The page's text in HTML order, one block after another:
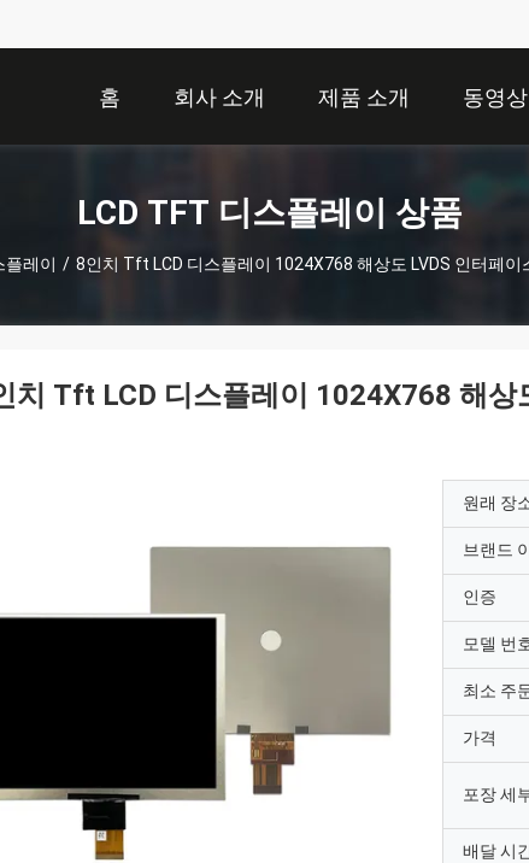
홈 회사 소개 제품 소개 동영상
LCD TFT 디스플레이 상품
플레이 / 8인치 Tft LCD 디스플레이 1024X768 해상도 LVDS 인터페이
치 Tft LCD 디스플레이 1024X768 해
원래 장
브랜드
인증
모델 번
최소 주
가격
포장 세
배달 시